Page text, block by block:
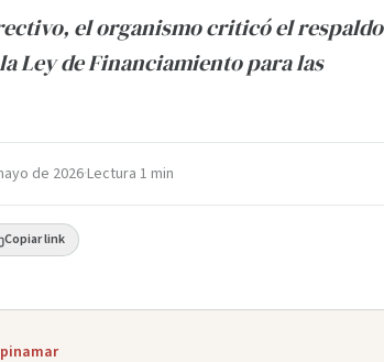
el organismo criticó el respaldo
Ley de Financiamiento para las
de 2026·Lectura 1 min
Copiar link